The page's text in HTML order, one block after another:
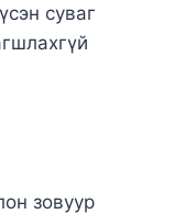
суваг
зовуур